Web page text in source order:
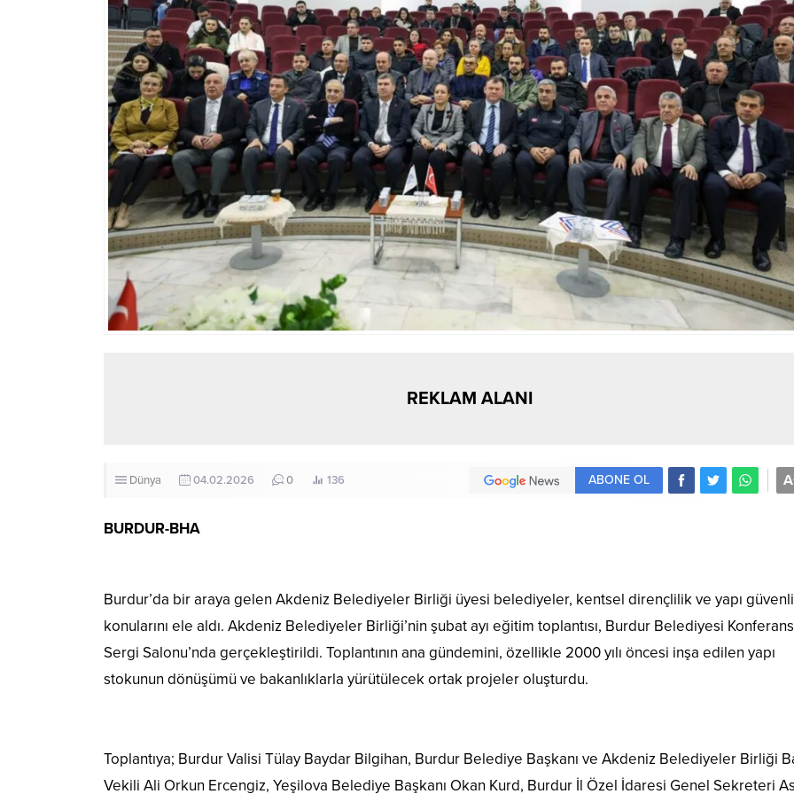
görünen video, ses, görüntü ve
metinlerden oluştuğunu...
REKLAM ALANI
Dünya 04.02.2026 0 136 A
ABONE OL
BURDUR-BHA
Burdur’da bir araya gelen Akdeniz Belediyeler Birliği üyesi belediyeler, kentsel dirençlilik ve yapı
konularını ele aldı. Akdeniz Belediyeler Birliği’nin şubat ayı eğitim toplantısı, Burdur Belediyesi
Sergi Salonu’nda gerçekleştirildi. Toplantının ana gündemini, özellikle 2000 yılı öncesi inşa edilen yapı
stokunun dönüşümü ve bakanlıklarla yürütülecek ortak projeler oluşturdu.
Toplantıya; Burdur Valisi Tülay Baydar Bilgihan, Burdur Belediye Başkanı ve Akdeniz Belediyeler Birliği
Vekili Ali Orkun Ercengiz, Yeşilova Belediye Başkanı Okan Kurd, Burdur İl Özel İdaresi Genel Sekreteri